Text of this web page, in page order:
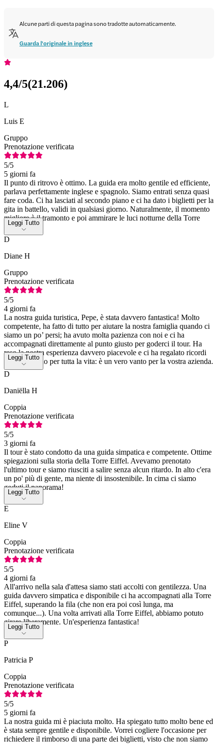
Alcune parti di questa pagina sono tradotte automaticamente.
Guarda l'originale in inglese
4,4/5(21.206)
L
Luis E
Gruppo
Prenotazione verificata
5/5
5 giorni fa
Il punto di ritrovo è ottimo. La guida era molto gentile ed efficiente,
parlava perfettamente inglese e spagnolo. Siamo entrati senza quasi
fare coda. Ci ha lasciati al secondo piano e ci ha dato i biglietti per la
gita in battello, validi in qualsiasi giorno. Naturalmente, il momento
migliore è il tramonto e poi ammirare le luci notturne della Torre
Eiffel
Leggi Tutto
D
Diane H
Gruppo
Prenotazione verificata
5/5
4 giorni fa
La nostra guida turistica, Pepe, è stata davvero fantastica! Molto
competente, ha fatto di tutto per aiutare la nostra famiglia quando ci
siamo un po’ persi; ha avuto molta pazienza con noi e ci ha
accompagnati direttamente al punto giusto per goderci il tour. Ha
reso la nostra esperienza davvero piacevole e ci ha regalato ricordi
che dureranno per tutta la vita: è un vero vanto per la vostra azienda.
Leggi Tutto
D
Daniëlla H
Coppia
Prenotazione verificata
5/5
3 giorni fa
Il tour è stato condotto da una guida simpatica e competente. Ottime
spiegazioni sulla storia della Torre Eiffel. Avevamo prenotato
l'ultimo tour e siamo riusciti a salire senza alcun ritardo. In alto c'era
un po' più di gente, ma niente di insostenibile. In cima ci siamo
goduti il panorama!
Leggi Tutto
E
Eline V
Coppia
Prenotazione verificata
5/5
4 giorni fa
All'arrivo nella sala d'attesa siamo stati accolti con gentilezza. Una
guida davvero simpatica e disponibile ci ha accompagnati alla Torre
Eiffel, superando la fila (che non era poi così lunga, ma
comunque...). Una volta arrivati alla Torre Eiffel, abbiamo potuto
girare liberamente. Un'esperienza fantastica!
Leggi Tutto
P
Patricia P
Coppia
Prenotazione verificata
5/5
5 giorni fa
La nostra guida mi è piaciuta molto. Ha spiegato tutto molto bene ed
è stata sempre gentile e disponibile. Vorrei cogliere l'occasione per
richiedere il rimborso di una parte dei biglietti, visto che non siamo